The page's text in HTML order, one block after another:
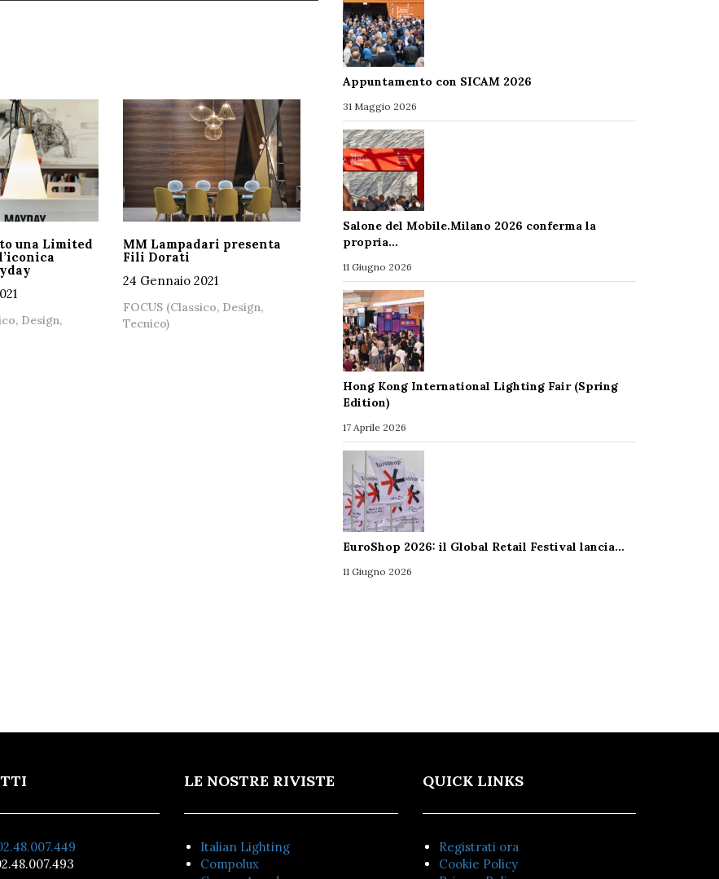
una Limited
Design,
MM Lampadari presenta
Fili Dorati
24 Gennaio 2021
FOCUS (Classico, Design,
Tecnico)
Appuntamento con SICAM 2026
31 Maggio 2026
Salone del Mobile.Milano 2026 conferma la
propria…
11 Giugno 2026
Hong Kong International Lighting Fair (Spring
Edition)
17 Aprile 2026
EuroShop 2026: il Global Retail Festival lancia…
11 Giugno 2026
LE NOSTRE RIVISTE
Italian Lighting
Compolux
QUICK LINKS
Registrati ora
Cookie Policy